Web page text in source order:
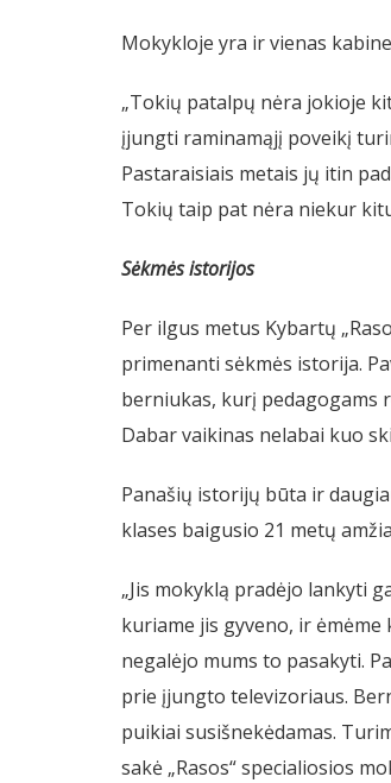
Mokykloje yra ir vienas
„Tokių patalpų nėra jokioje
įjungti raminamąjį poveikį
Pastaraisiais metais jų itin
Tokių taip pat nėra niekur
Sėkmės istorijos
Per ilgus metus Kybartų
primenanti sėkmės istorija.
berniukas, kurį pedagogams
Dabar vaikinas nelabai kuo
Panašių istorijų būta ir
klases baigusio 21 metų
„Jis mokyklą pradėjo lankyti
kuriame jis gyveno, ir
negalėjo mums to pasakyti.
prie įjungto televizoriaus.
puikiai susišnekėdamas.
sakė „Rasos“ specialiosios